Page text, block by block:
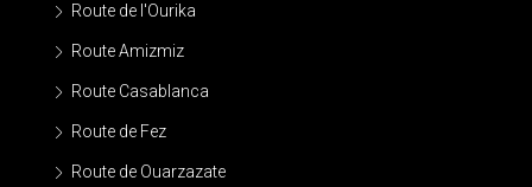
Route de l'Ourika
Route Amizmiz
Route Casablanca
Route de Fez
Route de Ouarzazate